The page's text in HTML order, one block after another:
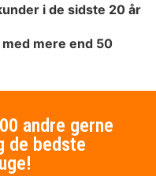
i de sidste 20 år
mere end 50
andre gerne
de bedste